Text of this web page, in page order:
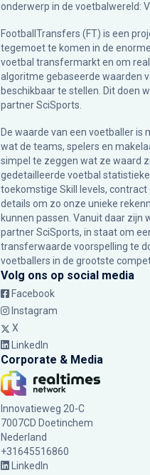
onderwerp in de voetbalwereld:
FootballTransfers (FT) is een
tegemoet te komen in de
voetbal transfermarkt en om
algoritme gebaseerde waarden
beschikbaar te stellen. Dit doen
partnerSciSports
De waarde van een voetballer is
wat de teams, spelers en
simpel te zeggen wat ze waard
gedetailleerde voetbal
toekomstige Skill levels,
details om zo onze unieke
kunnen passen. Vanuit daar zijn
partner SciSports, in staat om
transferwaarde voorspelling te
voetballers in de grootste
Volg ons op social media
Facebook
Instagram
X
LinkedIn
Corporate & Media
Innovatieweg 20-C
7007CD Doetinchem
Nederland
+31645516860
LinkedIn